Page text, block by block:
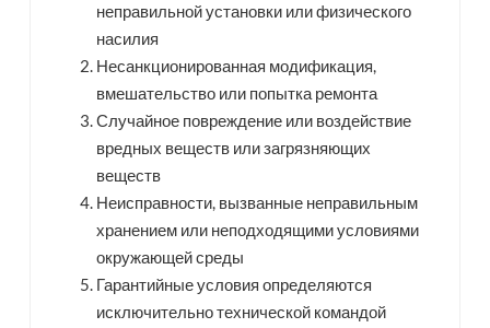
неправильной установки или физического
насилия
Несанкционированная модификация,
вмешательство или попытка ремонта
Случайное повреждение или воздействие
вредных веществ или загрязняющих
веществ
Неисправности, вызванные неправильным
хранением или неподходящими условиями
окружающей среды
Гарантийные условия определяются
исключительно технической командой